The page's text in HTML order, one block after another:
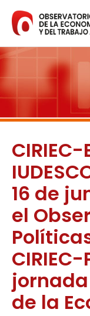
contenido
16 de
el
de la